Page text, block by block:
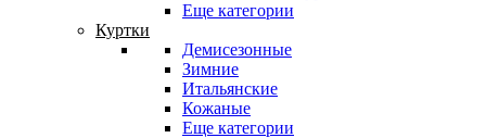
Еще категории
Куртки
Демисезонные
Зимние
Итальянские
Кожаные
Еще категории